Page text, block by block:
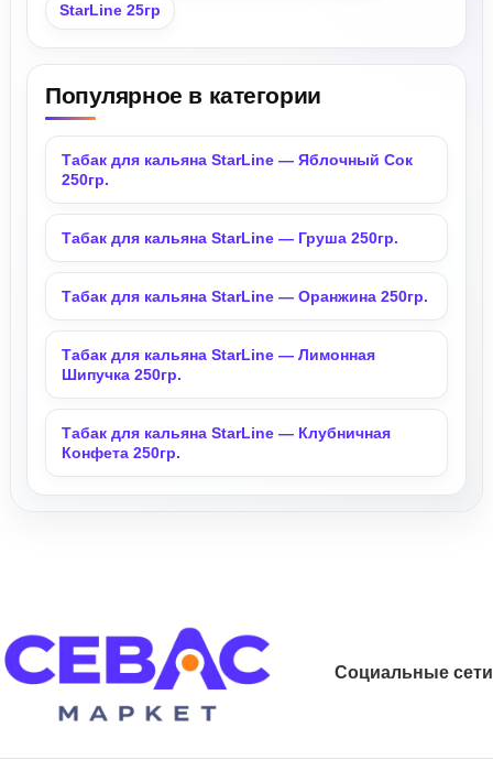
StarLine 25гр
Популярное в категории
Табак для кальяна StarLine — Яблочный Сок
250гр.
Табак для кальяна StarLine — Груша 250гр.
Табак для кальяна StarLine — Оранжина 250гр.
Табак для кальяна StarLine — Лимонная
Шипучка 250гр.
Табак для кальяна StarLine — Клубничная
Конфета 250гр.
Социальные сети